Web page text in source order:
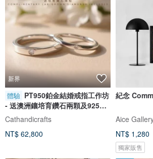
新界
體驗 PT950鉑金結婚戒指工作坊
- 送澳洲鑲培育鑽石兩顆及925銀
對戒
Cathandicrafts
NT$ 62,800
紀念
Aice
NT$ 1,280
獨家販售